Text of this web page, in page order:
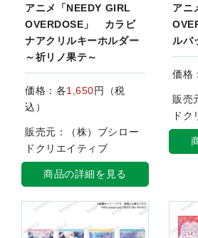
アニメ「NEEDY GIRL
OVERDOSE」 カラビ
ナアクリルキーホルダー
～祈リノ果テ～
価格：各1,650円（税
込）
販売元：（株）ブシロー
ドクリエイティブ
商品の詳細を見る
アニ
ルバ
価格：
販売
ドク